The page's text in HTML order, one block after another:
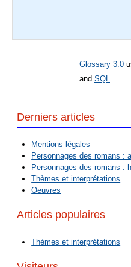
Glossary 3.0
and SQL
Derniers articles
Mentions légales
Personnages des romans :
Personnages des romans :
Thèmes et interprétations
Oeuvres
Articles populaires
Thèmes et interprétations